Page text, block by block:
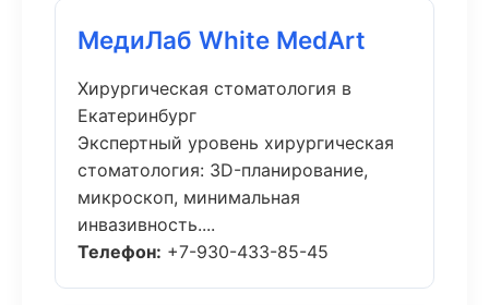
МедиЛаб White MedArt
Хирургическая стоматология в
Екатеринбург
Экспертный уровень хирургическая
стоматология: 3D-планирование,
микроскоп, минимальная
инвазивность....
Телефон: +7-930-433-85-45